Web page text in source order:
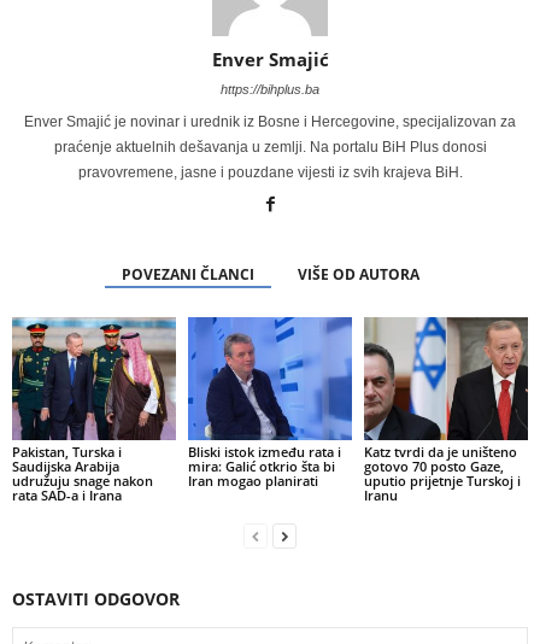
Enver Smajić
https://bihplus.ba
Enver Smajić je novinar i urednik iz Bosne i Hercegovine, specijalizovan za
praćenje aktuelnih dešavanja u zemlji. Na portalu BiH Plus donosi
pravovremene, jasne i pouzdane vijesti iz svih krajeva BiH.
POVEZANI ČLANCI VIŠE OD AUTORA
Pakistan, Turska i
Saudijska Arabija
udružuju snage nakon
rata SAD-a i Irana
Bliski istok između rata i
mira: Galić otkrio šta bi
Iran mogao planirati
Katz tvrdi da je uništeno
gotovo 70 posto Gaze,
uputio prijetnje Turskoj i
Iranu
OSTAVITI ODGOVOR